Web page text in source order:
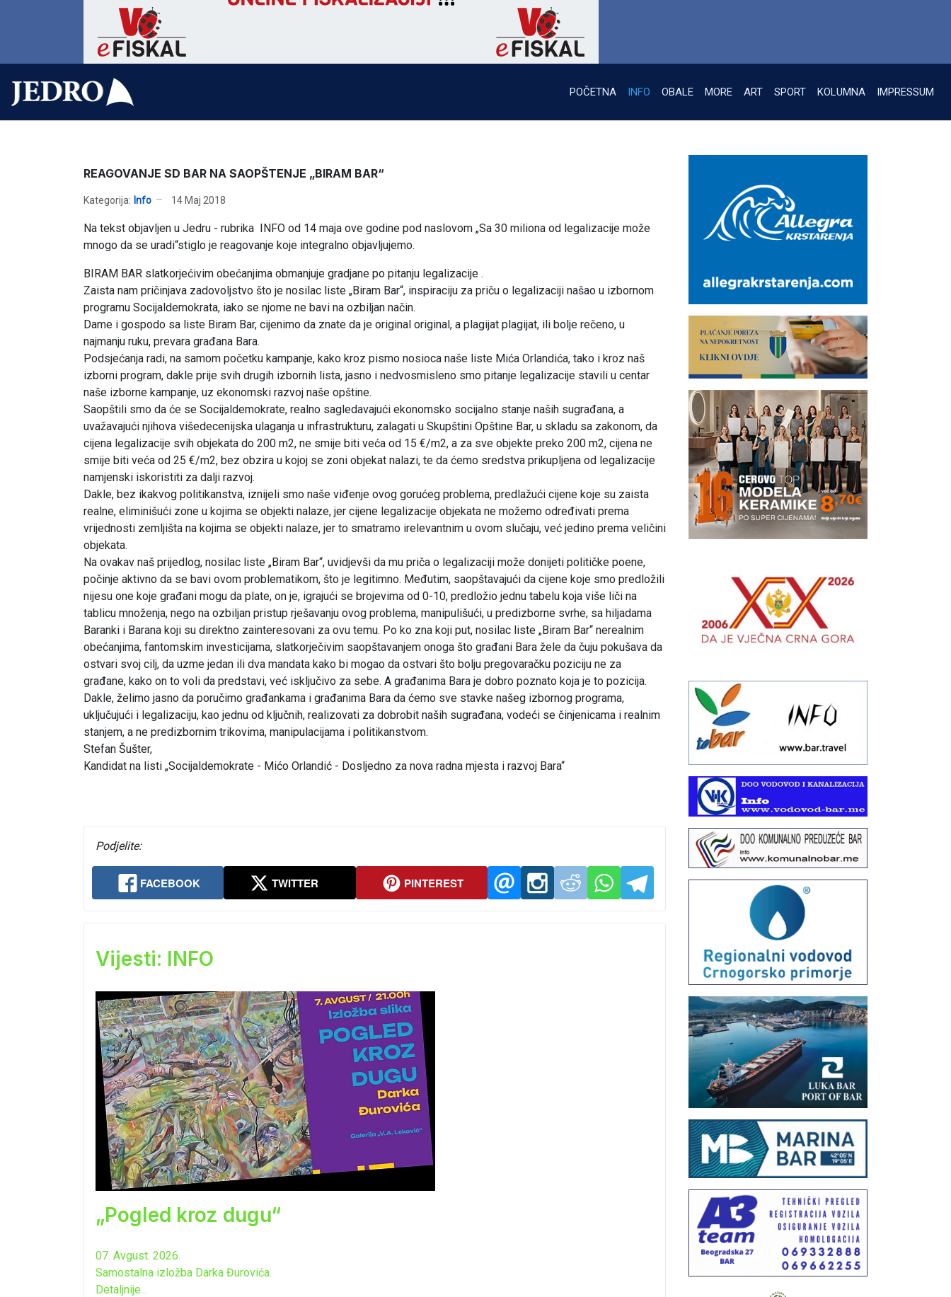
POČETNA INFO OBALE MORE ART SPORT KOLUMNA IMPRESSUM
REAGOVANJE SD BAR NA SAOPŠTENJE „BIRAM BAR“
Kategorija: Info 14 Maj 2018
Na tekst objavljen u Jedru - rubrika INFO od 14 maja ove godine pod naslovom „Sa 30 miliona od legalizacije može
mnogo da se uradi“stiglo je reagovanje koje integralno objavljujemo.
BIRAM BAR slatkorjećivim obećanjima obmanjuje gradjane po pitanju legalizacije .
Zaista nam pričinjava zadovoljstvo što je nosilac liste „Biram Bar“, inspiraciju za priču o legalizaciji našao u izbornom
programu Socijaldemokrata, iako se njome ne bavi na ozbiljan način.
Dame i gospodo sa liste Biram Bar, cijenimo da znate da je original original, a plagijat plagijat, ili bolje rečeno, u
najmanju ruku, prevara građana Bara.
Podsjećanja radi, na samom početku kampanje, kako kroz pismo nosioca naše liste Mića Orlandića, tako i kroz naš
izborni program, dakle prije svih drugih izbornih lista, jasno i nedvosmisleno smo pitanje legalizacije stavili u centar
naše izborne kampanje, uz ekonomski razvoj naše opštine.
Saopštili smo da će se Socijaldemokrate, realno sagledavajući ekonomsko socijalno stanje naših sugrađana, a
uvažavajući njihova višedecenijska ulaganja u infrastrukturu, zalagati u Skupštini Opštine Bar, u skladu sa zakonom, da
cijena legalizacije svih objekata do 200 m2, ne smije biti veća od 15 €/m2, a za sve objekte preko 200 m2, cijena ne
smije biti veća od 25 €/m2, bez obzira u kojoj se zoni objekat nalazi, te da ćemo sredstva prikupljena od legalizacije
namjenski iskoristiti za dalji razvoj.
Dakle, bez ikakvog politikanstva, iznijeli smo naše viđenje ovog gorućeg problema, predlažući cijene koje su zaista
realne, eliminišući zone u kojima se objekti nalaze, jer cijene legalizacije objekata ne možemo određivati prema
vrijednosti zemljišta na kojima se objekti nalaze, jer to smatramo irelevantnim u ovom slučaju, već jedino prema veličini
objekata.
Na ovakav naš prijedlog, nosilac liste „Biram Bar“, uvidjevši da mu priča o legalizaciji može donijeti političke poene,
počinje aktivno da se bavi ovom problematikom, što je legitimno. Međutim, saopštavajući da cijene koje smo predložili
nijesu one koje građani mogu da plate, on je, igrajući se brojevima od 0-10, predložio jednu tabelu koja više liči na
tablicu množenja, nego na ozbiljan pristup rješavanju ovog problema, manipulišući, u predizborne svrhe, sa hiljadama
Baranki i Barana koji su direktno zainteresovani za ovu temu. Po ko zna koji put, nosilac liste „Biram Bar“ nerealnim
obećanjima, fantomskim investicijama, slatkorječivim saopštavanjem onoga što građani Bara žele da čuju pokušava da
ostvari svoj cilj, da uzme jedan ili dva mandata kako bi mogao da ostvari što bolju pregovaračku poziciju ne za
građane, kako on to voli da predstavi, već isključivo za sebe. A građanima Bara je dobro poznato koja je to pozicija.
Dakle, želimo jasno da poručimo građankama i građanima Bara da ćemo sve stavke našeg izbornog programa,
uključujući i legalizaciju, kao jednu od ključnih, realizovati za dobrobit naših sugrađana, vodeći se činjenicama i realnim
stanjem, a ne predizbornim trikovima, manipulacijama i politikanstvom.
Stefan Šušter,
Kandidat na listi „Socijaldemokrate - Mićo Orlandić - Dosljedno za nova radna mjesta i razvoj Bara“
Podjelite:
FACEBOOK TWITTER PINTEREST
Vijesti: INFO
„Pogled kroz dugu“
07. Avgust. 2026.
Samostalna izložba Darka Đurovića.
Detaljnije...